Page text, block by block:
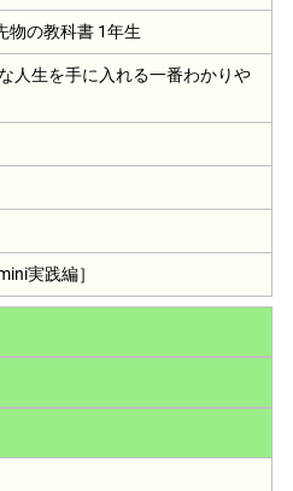
物の教科書 1年生
人生を手に入れる一番わかりや
実践編］